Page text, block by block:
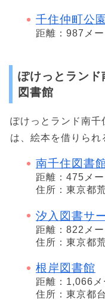
千住仲町公園
距離：987メ
ぽけっとラン
図書館
ぽけっとランド南千
は、絵本を借りられ
南千住図書
距離：475メ
住所：東京都
汐入図書サ
距離：822メ
住所：東京都
根岸図書館
距離：1,066メ
住所：東京都